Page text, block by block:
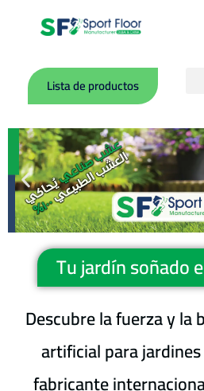
Lista de productos
Tu jardín soñado
Descubre la fuerza y la
artificial para
fabricante